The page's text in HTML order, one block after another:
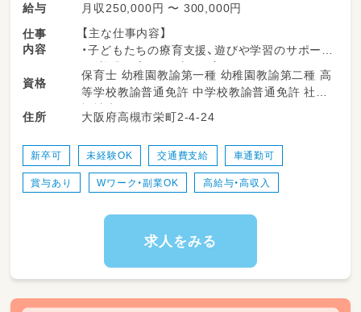
給与
月収250,000円 〜 300,000円
仕事
内容
【主な仕事内容】
・子どもたちの療育支援、遊びや学習のサポート
・送迎業務（できる方のみ）
・活動プログラムの企画・実施
・記録の作成、保護者対応 など
資格
保育士 幼稚園教諭第一種 幼稚園教諭第二種 高
等学校教諭普通免許 中学校教諭普通免許 社会
福祉士
住所 大阪府高槻市栄町2-4-24
新卒可 未経験OK 交通費支給 車通勤可
賞与あり Wワーク・副業OK 高給与・高収入
求人をみる